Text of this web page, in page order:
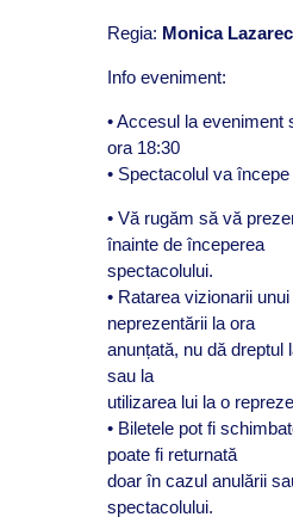
Regia: Monica Lazarec
Info eveniment:
• Accesul la
ora 18:30
• Spectacolul va
• Vă rugăm să vă
înainte de începerea
spectacolului.
• Ratarea vizionarii
neprezentării la ora
anunțată, nu dă dreptul
sau la
utilizarea lui la o
• Biletele pot fi
poate fi returnată
doar în cazul anulării
spectacolului.